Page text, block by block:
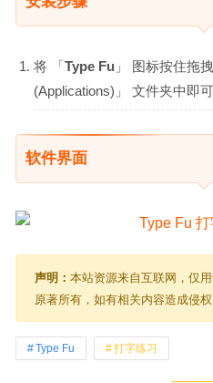
将 「Type Fu 」 图标按住拖
(Applications)」 文件夹中即
软件界面
声明： 本站资源来自互联网，仅
原著所有，如有相关内容造成侵
Type Fu 打字练习